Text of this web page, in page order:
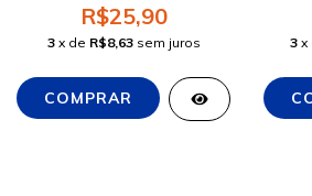
R$25,90
3 x de R$8,63 sem juros 3 x